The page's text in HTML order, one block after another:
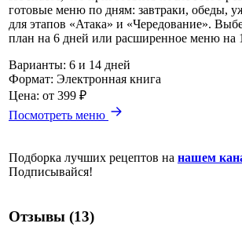
готовые меню по дням: завтраки, обеды,
для этапов «Атака» и «Чередование».
план на 6 дней или расширенное меню на
Варианты: 6 и 14 дней
Формат: Электронная книга
Цена: от 399 ₽
Посмотреть меню
Подборка лучших рецептов на нашем
Подписывайся!
Отзывы (13)